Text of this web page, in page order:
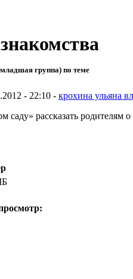
группа) по теме
- 22:10 - крохина ульяна
саду» рассказать родителям о